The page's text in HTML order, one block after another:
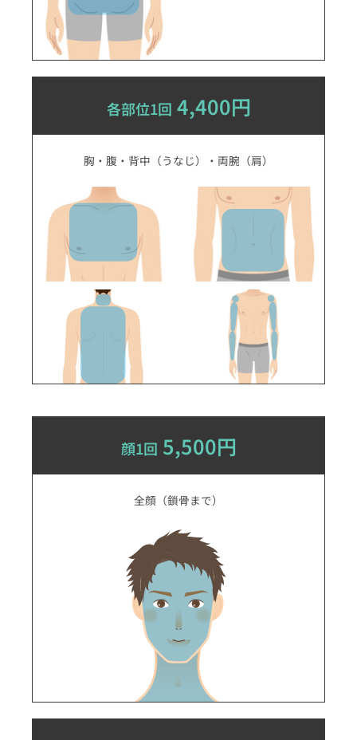
各部位1回 4,400円
胸・腹・背中（うなじ）・両腕（肩）
顔1回 5,500円
全顔（鎖骨まで）